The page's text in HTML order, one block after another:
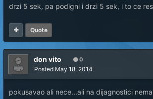
drzi 5 sek, pa podigni i drzi 5 sek, i to ce
Quote
don vito 0
Posted May 18, 2014
pokusavao ali nece...ali na dijagnostici